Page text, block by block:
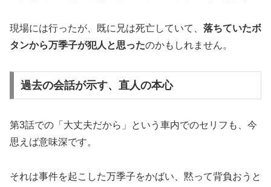
現場には行ったが、既に兄は死亡していて、 落ちていたボ
タンから万季子が犯人と思ったのかもしれません。
過去の会話が示す、直人の本心
第3話での「大丈夫だから」という車内でのセリフも、今
思えば意味深です。
それは事件を起こした万季子をかばい、黙って背負おうと